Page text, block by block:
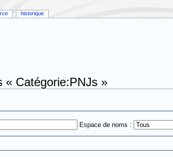
« Catégorie:PNJs »
Espace de noms :
historique